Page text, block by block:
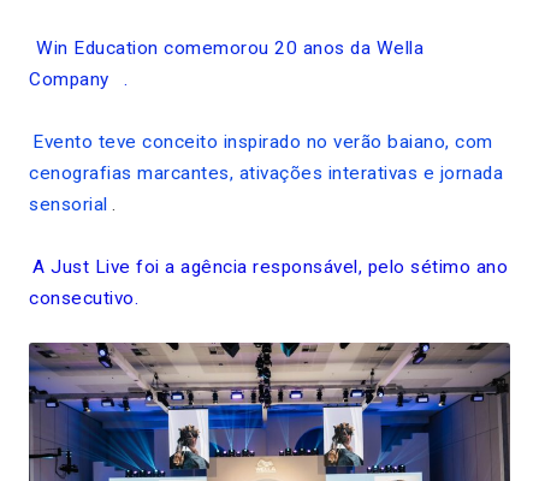
Win Education comemorou 20 anos da Wella
Company
.
Evento teve conceito inspirado no verão baiano, com
cenografias marcantes, ativações interativas e jornada
sensorial .
A Just Live foi a agência responsável, pelo sétimo ano
consecutivo.